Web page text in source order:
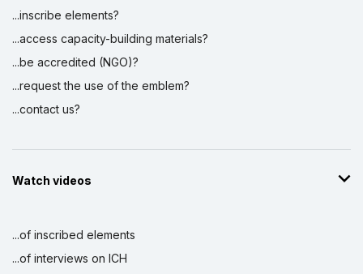
...inscribe elements?
...access capacity-building materials?
...be accredited (NGO)?
...request the use of the emblem?
...contact us?
Watch videos
...of inscribed elements
...of interviews on ICH